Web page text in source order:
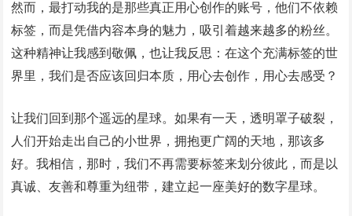
然而，最打动我的是那些真正用心创作的账号，他们不依赖
标签，而是凭借内容本身的魅力，吸引着越来越多的粉丝。
这种精神让我感到敬佩，也让我反思：在这个充满标签的世
界里，我们是否应该回归本质，用心去创作，用心去感受？
让我们回到那个遥远的星球。如果有一天，透明罩子破裂，
人们开始走出自己的小世界，拥抱更广阔的天地，那该多
好。我相信，那时，我们不再需要标签来划分彼此，而是以
真诚、友善和尊重为纽带，建立起一座美好的数字星球。